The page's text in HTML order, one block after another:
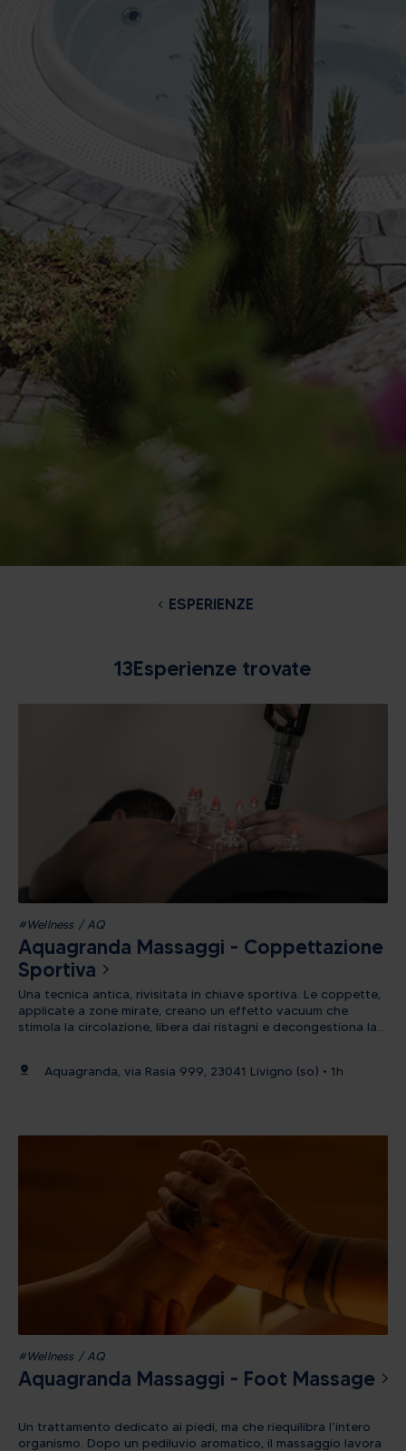
ESPERIENZE
13Esperienze trovate
#Wellness / AQ
Aquagranda Massaggi - Coppettazione
Sportiva
Una tecnica antica, rivisitata in chiave sportiva. Le coppette,
applicate a zone mirate, creano un effetto vacuum che
stimola la circolazione, libera dai ristagni e decongestiona la
massaggio, è necessario contattare telefonicamente la
pin_drop Aquagranda, via Rasia 999, 23041 Livigno (so) • 1h
#Wellness / AQ
Aquagranda Massaggi - Foot Massage
Un trattamento dedicato ai piedi, ma che riequilibra l’intero
organismo. Dopo un pediluvio aromatico, il massaggio lavora